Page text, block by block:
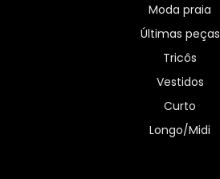
Moda praia
Últimas peças
Tricôs
Vestidos
Curto
Longo/Midi